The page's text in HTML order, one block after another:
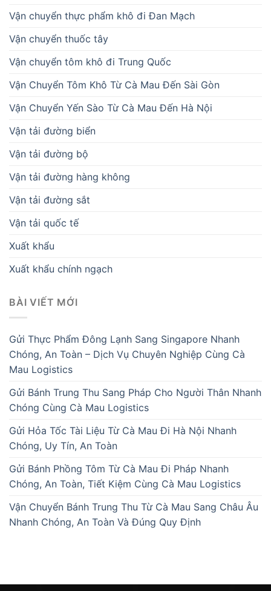
Vận chuyển thực phẩm khô đi Đan Mạch
Vận chuyển thuốc tây
Vận chuyển tôm khô đi Trung Quốc
Vận Chuyển Tôm Khô Từ Cà Mau Đến Sài Gòn
Vận Chuyển Yến Sào Từ Cà Mau Đến Hà Nội
Vận tải đường biển
Vận tải đường bộ
Vận tải đường hàng không
Vận tải đường sắt
Vận tải quốc tế
Xuất khẩu
Xuất khẩu chính ngạch
BÀI VIẾT MỚI
Gửi Thực Phẩm Đông Lạnh Sang Singapore Nhanh
Chóng, An Toàn – Dịch Vụ Chuyên Nghiệp Cùng Cà
Mau Logistics
Gửi Bánh Trung Thu Sang Pháp Cho Người Thân Nhanh
Chóng Cùng Cà Mau Logistics
Gửi Hỏa Tốc Tài Liệu Từ Cà Mau Đi Hà Nội Nhanh
Chóng, Uy Tín, An Toàn
Gửi Bánh Phồng Tôm Từ Cà Mau Đi Pháp Nhanh
Chóng, An Toàn, Tiết Kiệm Cùng Cà Mau Logistics
Vận Chuyển Bánh Trung Thu Từ Cà Mau Sang Châu Âu
Nhanh Chóng, An Toàn Và Đúng Quy Định